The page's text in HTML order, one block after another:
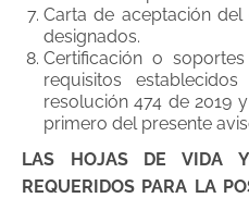
Carta de aceptación
designados.
Certificación o
requisitos
resolución 474 de 2019
primero del presente
LAS HOJAS DE VIDA Y
REQUERIDOS PARA LA